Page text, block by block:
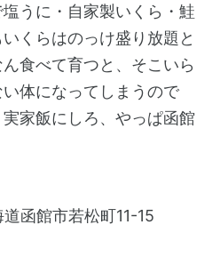
うに・自家製いくら・鮭
くらはのっけ盛り放題と
食べて育つと、そこいら
体になってしまうので
家飯にしろ、やっぱ函館
函館市若松町11-15